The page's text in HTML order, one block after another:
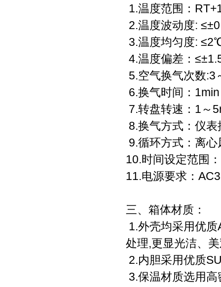
1.温度范围：
2.温度波动度:
3.温度均匀度:
4.温度偏差：
5.空气换气次数:3
6.换气时间：
7.转盘转速：1～
8.换气方式：仪
9.循环方式：离
10.时间设定范围
11.电源要求：
三、箱体材质：
1.外壳均采用优
处理,更显光洁、
2.内胆采用优质
3.保温材质选用